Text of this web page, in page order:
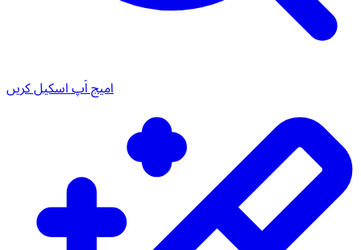
امیج اَپ اسکیل کریں